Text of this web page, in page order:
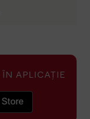
APLICAȚIE